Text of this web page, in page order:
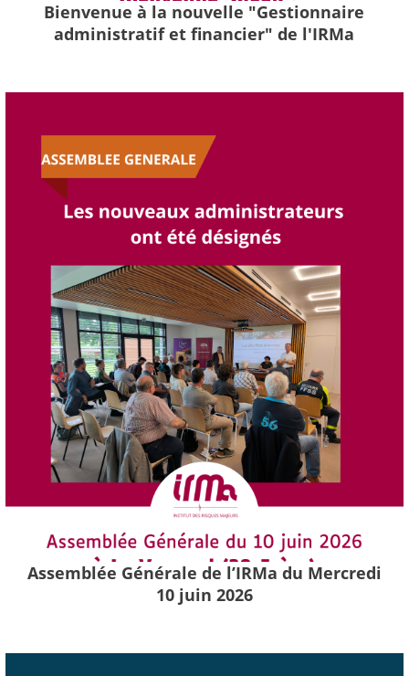
Bienvenue à la nouvelle "Gestionnaire
administratif et financier" de l'IRMa
Assemblée Générale de l’IRMa du Mercredi
10 juin 2026